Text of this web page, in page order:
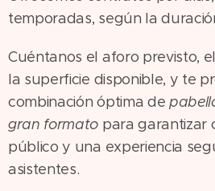
temporadas, según la
Cuéntanos el aforo previsto,
la superficie disponible, y te
combinación óptima de
gran formato para garantizar
público y una experiencia
asistentes.